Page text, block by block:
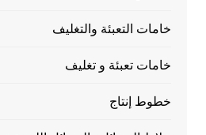
خامات التعبئة والتغليف
خامات تعبئة و تغليف
خطوط إنتاج